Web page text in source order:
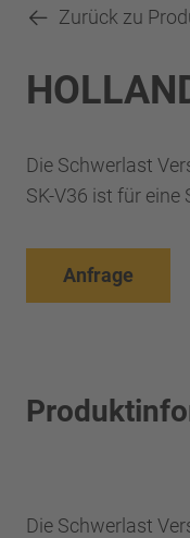
Zurück zu
Die Schwerlast
SK-V36 ist für
Anfrage
Die Schwerlast